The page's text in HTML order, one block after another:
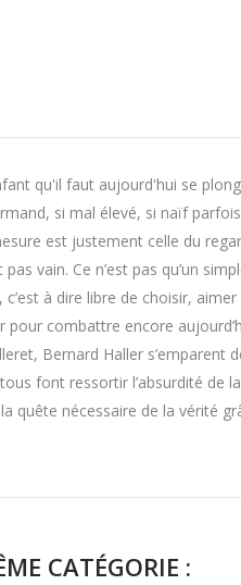
qu'il faut aujourd'hui se
si mal élevé, si naïf
est justement celle du
vain. Ce n’est pas qu’un
à dire libre de choisir,
pour combattre encore
Bernard Haller
font ressortir l’absurdité de
quête nécessaire de la vérité
CATÉGORIE :